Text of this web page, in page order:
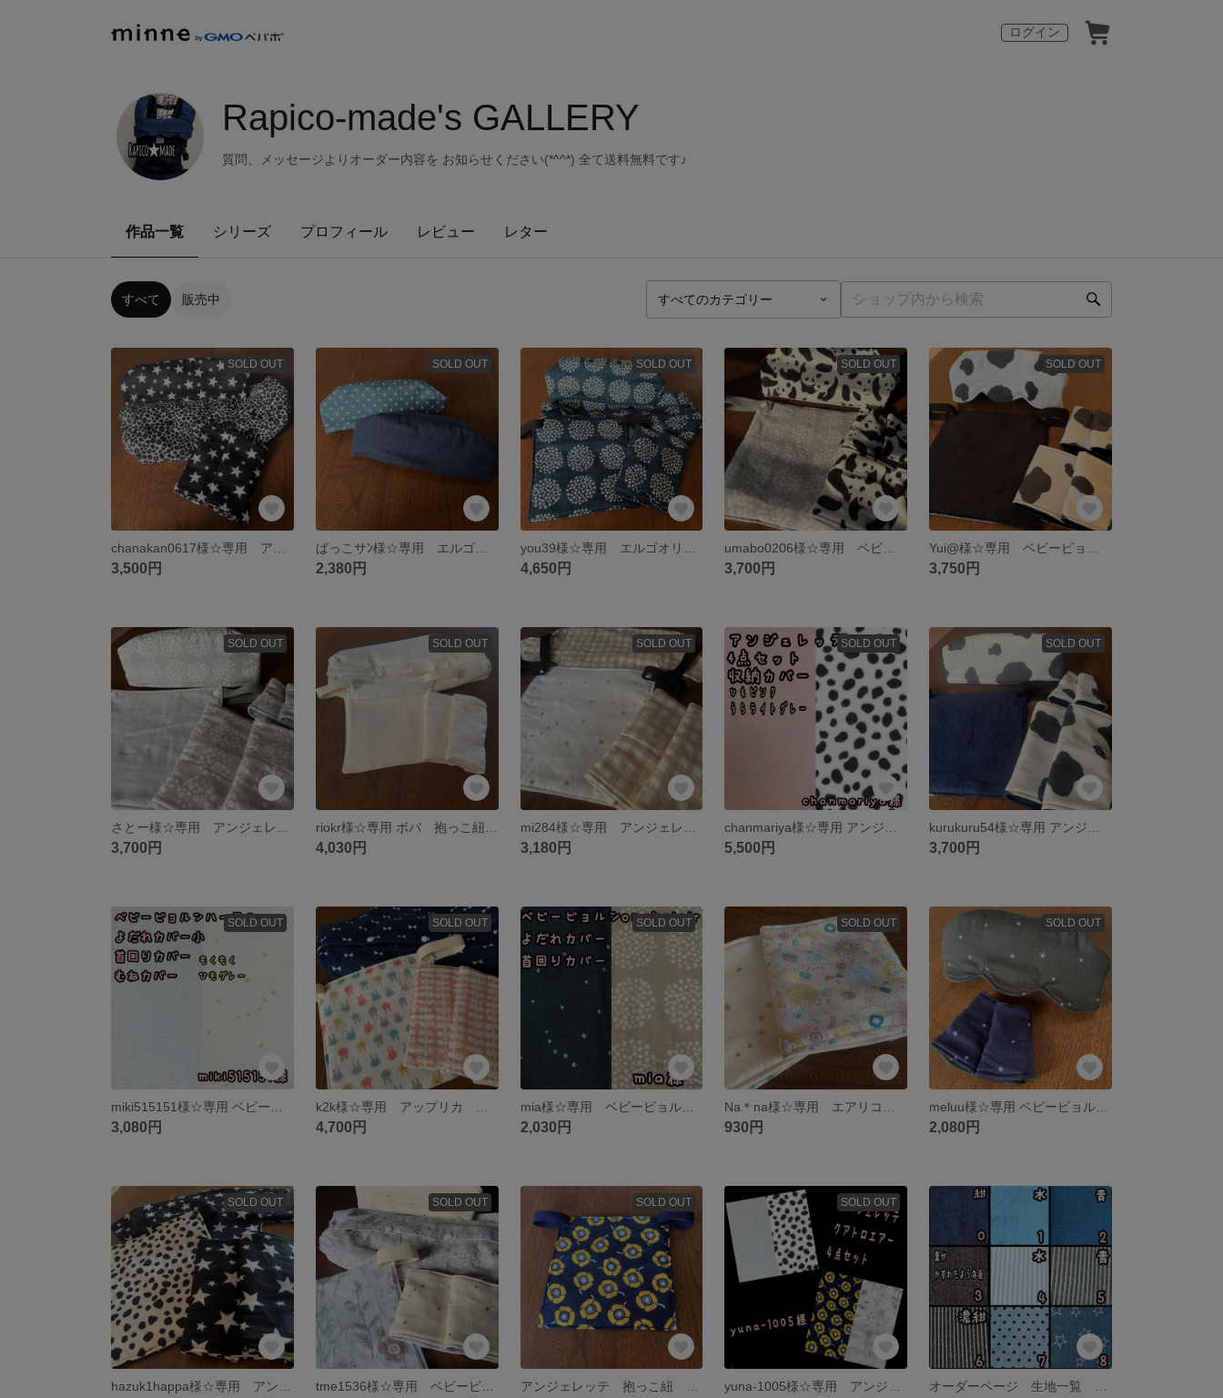
ログイン
Rapico-made's GALLERY
質問、メッセージよりオーダー内容を お知らせください(*^^*) 全て送料無料です♪
作品一覧 シリーズ プロフィール レビュー レター
すべて 販売中
SOLD OUT
3,500円
SOLD OUT
ばっこサﾝ様☆専用 エルゴベビー オムニブリーズ 抱っこ紐 首回りカバー 汗取りパッド よだれカバー 抱っこひも
2,380円
SOLD OUT
4,650円
SOLD OUT
3,700円
SOLD OUT
3,750円
SOLD OUT
3,700円
SOLD OUT
4,030円
SOLD OUT
3,180円
SOLD OUT
5,500円
SOLD OUT
3,700円
SOLD OUT
3,080円
SOLD OUT
4,700円
SOLD OUT
mia様☆専用 ベビービョルンONE KAI Air ベビービョルンワンカイエアー 抱っこ紐 よだれカバー 首回りカバー プケッティ 花柄 北欧風 スター 星柄 シンプル
2,030円
SOLD OUT
930円
SOLD OUT
2,080円
SOLD OUT SOLD OUT
tme1536様☆専用 ベビービョルンハーモニー 抱っこ紐 よだれカバー 首回りカバー 胸元カバー 収納カバー ボタニカル 草花 花柄 スター 星柄 プケッティ
SOLD OUT SOLD OUT